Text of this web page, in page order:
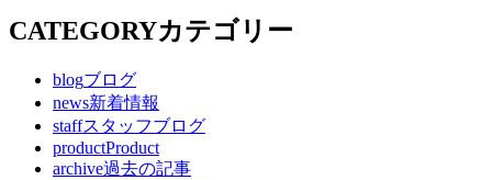
CATEGORYカテゴリー
blogブログ
news新着情報
staffスタッフブログ
productProduct
archive過去の記事